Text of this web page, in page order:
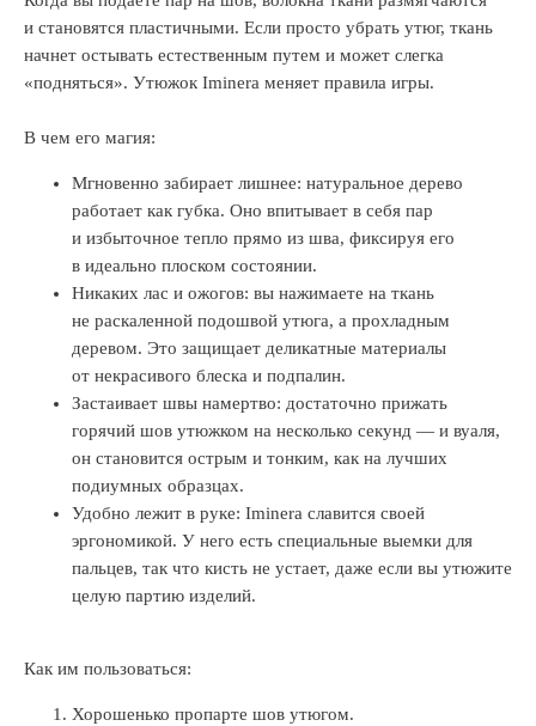
и становятся пластичными. Если просто убрать утюг, ткань
начнет остывать естественным путем и может слегка
«подняться». Утюжок Iminera меняет правила игры.
В чем его магия:
Мгновенно забирает лишнее: натуральное дерево
работает как губка. Оно впитывает в себя пар
и избыточное тепло прямо из шва, фиксируя его
в идеально плоском состоянии.
Никаких лас и ожогов: вы нажимаете на ткань
не раскаленной подошвой утюга, а прохладным
деревом. Это защищает деликатные материалы
от некрасивого блеска и подпалин.
Застаивает швы намертво: достаточно прижать
горячий шов утюжком на несколько секунд — и вуаля,
он становится острым и тонким, как на лучших
подиумных образцах.
Удобно лежит в руке: Iminera славится своей
эргономикой. У него есть специальные выемки для
пальцев, так что кисть не устает, даже если вы утюжите
целую партию изделий.
Как им пользоваться:
Хорошенько пропарте шов утюгом.